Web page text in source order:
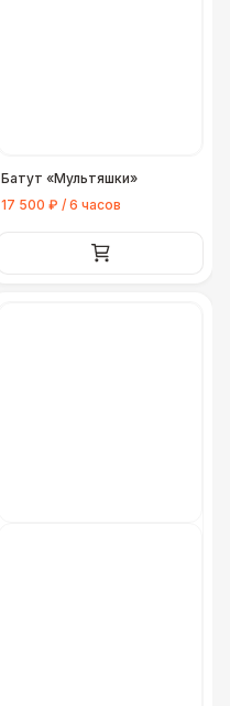
Батут «Мультяшки»
17 500 ₽ / 6 часов